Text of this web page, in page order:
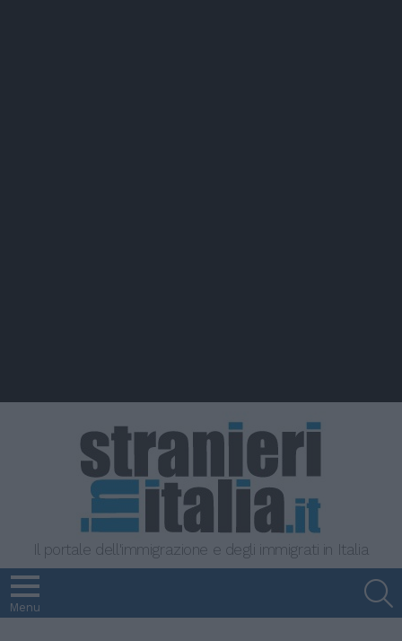
Il portale dell'immigrazione e degli immigrati in Italia
Menu